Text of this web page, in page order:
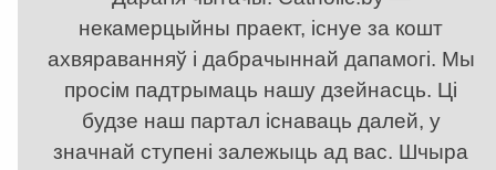
некамерцыйны праект, існуе за кошт
ахвяраванняў і дабрачыннай дапамогі. Мы
просім падтрымаць нашу дзейнасць. Ці
будзе наш партал існаваць далей, у
значнай ступені залежыць ад вас. Шчыра